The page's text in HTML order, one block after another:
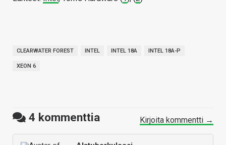
CLEARWATER FOREST INTEL INTEL 18A INTEL 18A-P
XEON 6
4 kommenttia Kirjoita kommentti →